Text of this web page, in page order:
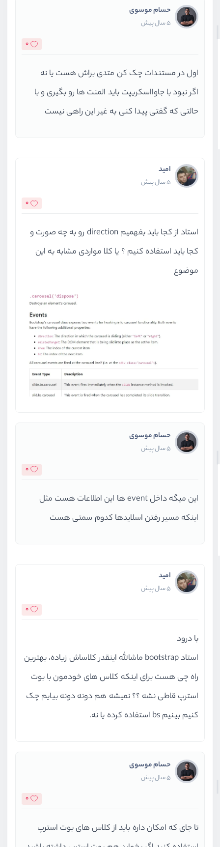
حسام موسوی
5 سال پیش
0
اول در مستندات چک کن متدی براش هست یا نه
اگر نبود با جاوااسکریپت باید المنت ها رو بگیری و با
حالتی که گفتی پیدا کنی به غیر این راهی نیست
امید
5 سال پیش
0
استاد از کجا باید بفهمیم direction رو به چه صورت و
کجا باید استفاده کنیم ؟ یا کلا مواردی مشابه به این
موضوع
حسام موسوی
5 سال پیش
0
این میگه داخل event ها این اطلاعات هست مثل
اینکه مسیر رفتن اسلایدها کدوم سمتی هست
امید
5 سال پیش
0
با درود
استاد bootstrap ماشالله اینقدر کلاساش زیاده، بهترین
راه چی هست برای اینکه کلاس های خودمون با بوت
استرپ قاطی نشه ؟؟ نمیشه هم دونه دونه بیایم چک
کنیم بینیم bs استفاده کرده یا نه.
حسام موسوی
5 سال پیش
0
تا جای که امکان داره باید از کلاس های بوت استرپ